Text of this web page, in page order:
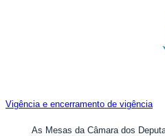
Vigência e encerramento de vigência
As Mesas da Câmara dos